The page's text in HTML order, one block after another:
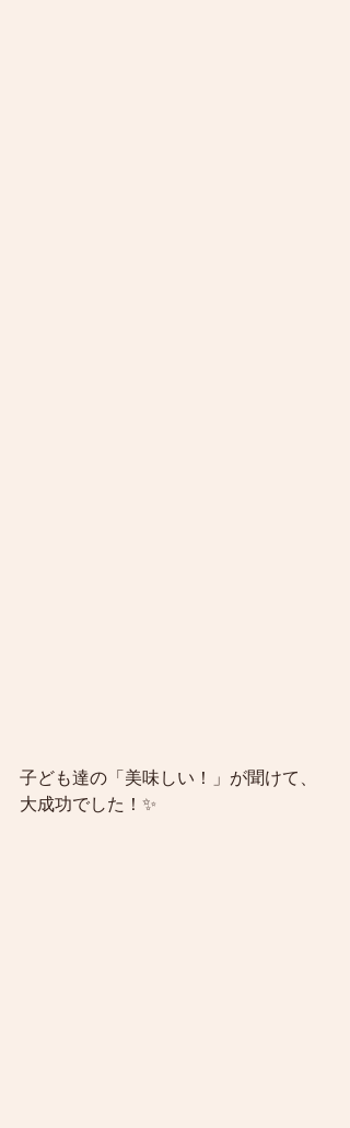
子ども達の「美味しい！」が聞けて、
大成功でした！✨